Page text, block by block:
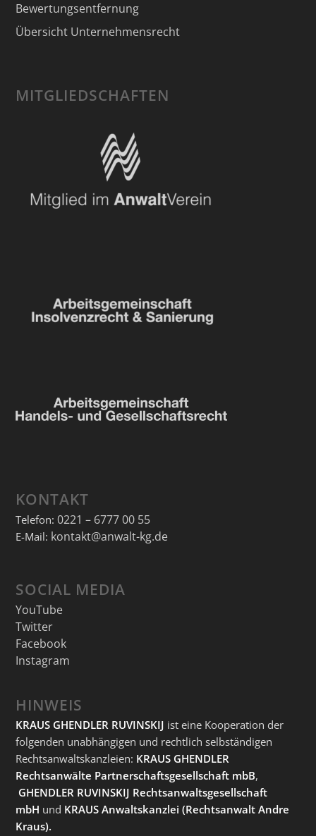
Bewertungsentfernung
Übersicht Unternehmensrecht
MITGLIEDSCHAFTEN
KONTAKT
Telefon: 0221 – 6777 00 55
E-Mail: kontakt@anwalt-kg.de
SOCIAL MEDIA
YouTube
Twitter
Facebook
Instagram
HINWEIS
KRAUS GHENDLER RUVINSKIJ ist eine Kooperation der
folgenden unabhängigen und rechtlich selbständigen
Rechtsanwaltskanzleien: KRAUS GHENDLER
Rechtsanwälte Partnerschaftsgesellschaft mbB,
GHENDLER RUVINSKIJ Rechtsanwaltsgesellschaft
mbH und KRAUS Anwaltskanzlei (Rechtsanwalt Andre
Kraus).